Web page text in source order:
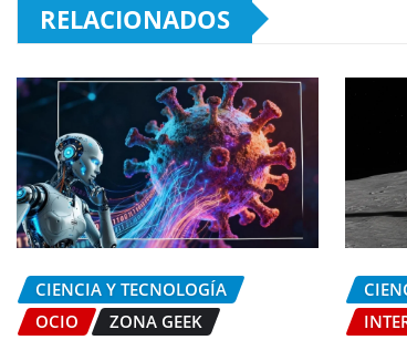
RELACIONADOS
CIENCIA Y TECNOLOGÍA
OCIO
ZONA GEEK